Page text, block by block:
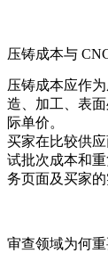
压铸成本与
压铸成本应作
造、加工、表
际单价。
买家在比较供
试批次成本和
务页面及买家的
审查领域为何